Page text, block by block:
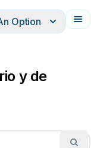
Option
y de